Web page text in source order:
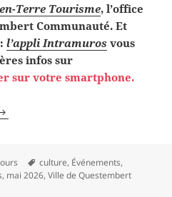
Terre Tourisme, l’office
Communauté. Et
:l’appli Intramuros vous
infos sur
sur votre smartphone.
Voilà l’été, agenda subjectif
Mots-
clés
culture, Événements,
, mai 2026,Ville de Questembert